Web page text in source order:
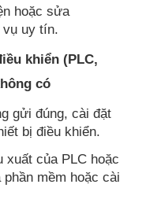
hoặc sửa
vụ uy tín.
khiển (PLC,
có
gửi đúng, cài đặt
bị điều khiển.
xuất của PLC hoặc
mềm hoặc cài